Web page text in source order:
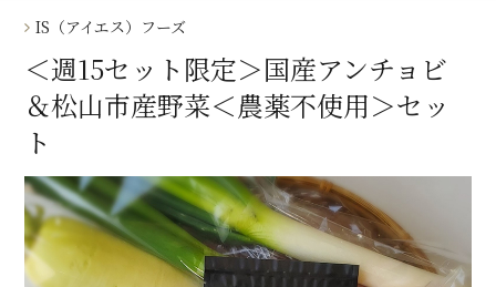
IS（アイエス）フーズ
＜週15セット限定＞国産アンチョビ
＆松山市産野菜＜農薬不使用＞セッ
ト